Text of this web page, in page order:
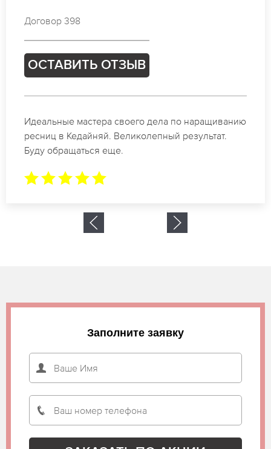
Договор 379
ОСТАВИТЬ ОТЗЫВ
Спасибо огромное. Заказывала наращивание
ресниц в Кедайняй для мероприятия. За 2 часа
все было готово.
Заполните заявку